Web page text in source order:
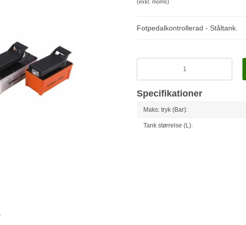
(exkl. moms)
Fotpedalkontrollerad - Ståltank.
Specifikationer
Maks: tryk (Bar):
Tank størrelse (L):